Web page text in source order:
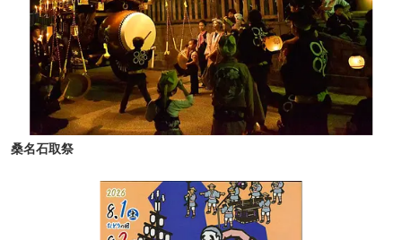
桑名石取祭